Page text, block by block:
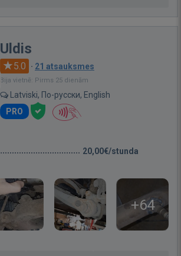
Uldis
5.0 · 21 atsauksmes
Bija vietnē: Pirms 25 dienām
Latviski, По-русски, English
PRO
20,00€/stunda
+64